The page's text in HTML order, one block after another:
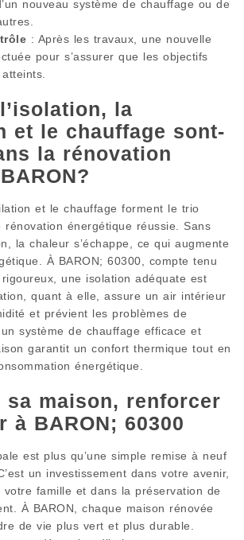
nouveau système de chauffage ou de
: Après les travaux, une nouvelle
pour s’assurer que les objectifs
la
et le chauffage sont-
la rénovation
et le chauffage forment le trio
rénovation énergétique réussie. Sans
la chaleur s’échappe, ce qui augmente
À BARON; 60300, compte tenu
une isolation adéquate est
quant à elle, assure un air intérieur
et prévient les problèmes de
système de chauffage efficace et
garantit un confort thermique tout en
énergétique.
sa maison, renforcer
à BARON; 60300
est plus qu’une simple remise à neuf
un investissement dans votre avenir,
famille et dans la préservation de
À BARON, chaque maison rénovée
de vie plus vert et plus durable.